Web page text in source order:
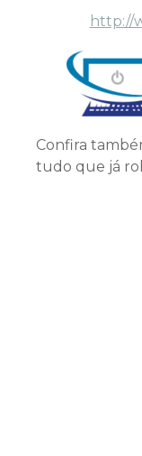
http://
Confira
tudo que já